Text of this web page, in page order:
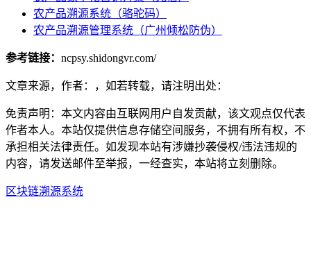
农产品溯源系统（骆驼码）
农产品溯源管理系统（广州倾松防伪）
参考链接： ncpsy.shidongvr.com/
文章来源，作者：，如若转载，请注明出处：
免责声明：本文内容由互联网用户自发贡献，该文观点仅代表
作者本人。本站仅提供信息存储空间服务，不拥有所有权，不
承担相关法律责任。如发现本站有涉嫌抄袭侵权/违法违规的
内容，请发送邮件至举报，一经查实，本站将立刻删除。
区块链溯源系统